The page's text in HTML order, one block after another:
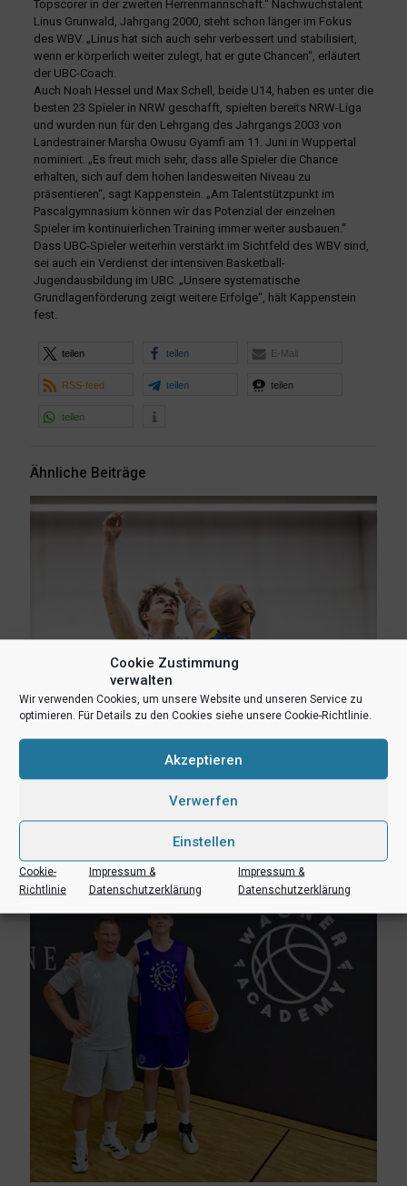
Cookie Zustimmung
verwalten
Wir verwenden Cookies, um unsere Website und unseren Service zu
optimieren. Für Details zu den Cookies siehe unsere Cookie-Richtlinie.
Akzeptieren
Verwerfen
Einstellen
Cookie-
Richtlinie
Impressum &
Datenschutzerklärung
Impressum &
Datenschutzerklärung
Topscorer in der zweiten Herrenmannschaft.“ Nachwuchstalent
Linus Grunwald, Jahrgang 2000, steht schon länger im Fokus
des WBV. „Linus hat sich auch sehr verbessert und stabilisiert,
wenn er körperlich weiter zulegt, hat er gute Chancen“, erläutert
der UBC-Coach.
Auch Noah Hessel und Max Schell, beide U14, haben es unter die
besten 23 Spieler in NRW geschafft, spielten bereits NRW-Liga
und wurden nun für den Lehrgang des Jahrgangs 2003 von
Landestrainer Marsha Owusu Gyamfi am 11. Juni in Wuppertal
nominiert. „Es freut mich sehr, dass alle Spieler die Chance
erhalten, sich auf dem hohen landesweiten Niveau zu
präsentieren“, sagt Kappenstein. „Am Talentstützpunkt im
Pascalgymnasium können wir das Potenzial der einzelnen
Spieler im kontinuierlichen Training immer weiter ausbauen.“
Dass UBC-Spieler weiterhin verstärkt im Sichtfeld des WBV sind,
sei auch ein Verdienst der intensiven Basketball-
Jugendausbildung im UBC. „Unsere systematische
Grundlagenförderung zeigt weitere Erfolge“, hält Kappenstein
fest.
teilen teilen E-Mail
RSS-feed teilen teilen
teilen
Ähnliche Beiträge
3. August 2026
Erik Niggemann setzt Karriere in Ibbenbüren fort